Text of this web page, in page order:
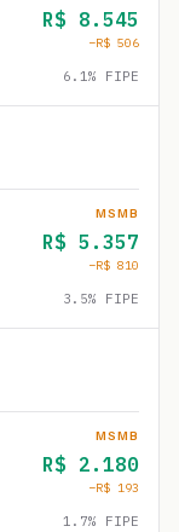
R$ 8.545
−R$ 506
6.1% FIPE
MSMB
R$ 5.357
−R$ 810
3.5% FIPE
MSMB
R$ 2.180
−R$ 193
1.7% FIPE